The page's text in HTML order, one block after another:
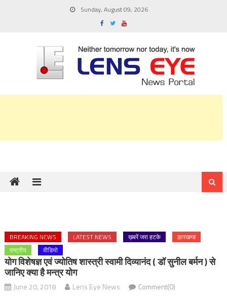
Sunday, August 09, 2026
BREAKING NEWS LATEST NEWS ख़बरें जरा हटके
झारखण्ड
राष्ट्रीय
वीडियो
योग विशेषज्ञ एवं ज्योतिष शास्त्री स्वामी दिव्यानंद ( डॉ सुनील बर्मन ) से
जानिए क्या है मन्त्र योग
June 20, 2018 Lens Eye News Comment(0)